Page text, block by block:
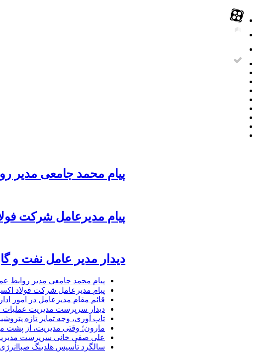
پیام محمد جامعی مدیر
پیام مدیرعامل شرکت
دیدار مدیر عامل نفت و
پیام محمد جامعی مدیر روابط
پیام مدیرعامل شرکت فولاد
قائم مقام مدیرعامل در امور
دیدار سرپرست مدیریت عملیات
تاب آوری، وجه تمایز تازه
مارون؛ وقتی مدیریت، از پشت
علی صفی خانی سرپرست
سالگرد تأسیس هلدینگ